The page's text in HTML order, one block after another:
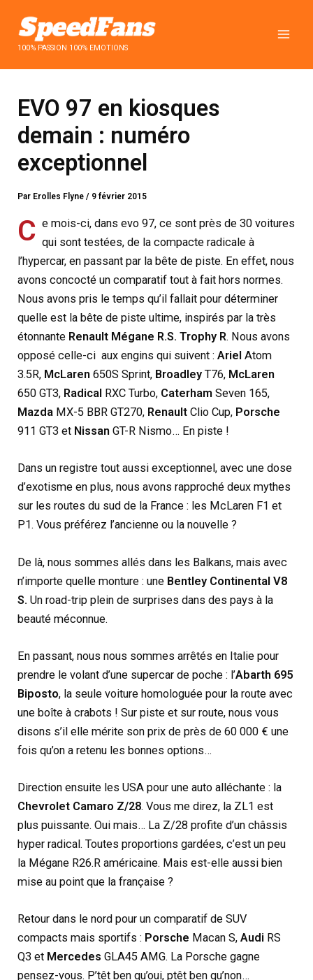
contenu100% PASSION 100% EMOTIONS
EVO 97 en kiosques
demain : numéro
exceptionnel
Par Erolles Flyne/ 9 février 2015
C e mois-ci, dans evo 97, ce sont près de 30 voitures
qui sont testées, de la compacte radicale à
l’hypercar, en passant par la bête de piste. En effet, nous
avons concocté un comparatif tout à fait hors normes.
Nous avons pris le temps qu’il fallait pour déterminer
quelle est la bête de piste ultime, inspirés par la très
étonnante Renault Mégane R.S. Trophy R. Nous avons
opposé celle-ci aux engins qui suivent :Ariel Atom
3.5R, McLaren 650S Sprint, Broadley T76, McLaren
650 GT3, Radical RXC Turbo, Caterham Seven 165,
Mazda MX-5 BBR GT270, Renault Clio Cup, Porsche
911 GT3 et Nissan GT-R Nismo… En piste !
Dans un registre tout aussi exceptionnel, avec une dose
d’exotisme en plus, nous avons rapproché deux mythes
sur les routes du sud de la France : les McLaren F1 et
P1. Vous préférez l’ancienne ou la nouvelle ?
De là, nous sommes allés dans les Balkans, mais avec
n’importe quelle monture : une Bentley Continental V8
S. Un road-trip plein de surprises dans des pays à la
beauté méconnue.
En passant, nous nous sommes arrêtés en Italie pour
prendre le volant d’une supercar de poche : l’Abarth 695
Biposto, la seule voiture homologuée pour la route avec
une boîte à crabots ! Sur piste et sur route, nous vous
disons s’il elle mérite son prix de près de 60 000 € une
fois qu’on a retenu les bonnes options…
Direction ensuite les USA pour une auto alléchante : la
Chevrolet Camaro Z/28. Vous me direz, la ZL1 est
plus puissante. Oui mais… La Z/28 profite d’un châssis
hyper radical. Toutes proportions gardées, c’est un peu
la Mégane R26.R américaine. Mais est-elle aussi bien
mise au point que la française ?
Retour dans le nord pour un comparatif de SUV
compacts mais sportifs : Porsche Macan S,Audi RS
Q3 et Mercedes GLA45 AMG. La Porsche gagne
pensez-vous. P’têt ben qu’oui, ptêt ben qu’non…